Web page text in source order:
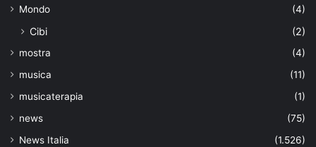
Mondo
(4)
Cibi (2)
mostra
(4)
musica
(11)
musicaterapia
(1)
news
(75)
News Italia
(1.526)